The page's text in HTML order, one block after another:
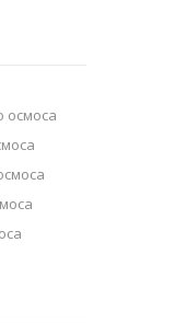
осмоса